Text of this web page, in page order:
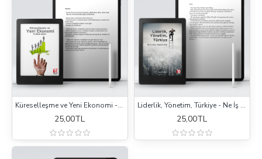
Küreselleşme ve Yeni Ekonomi - En Büyük Benim! (e-Kitap)
25,00TL
Liderlik, Yönetim, Türkiye - Ne İş Olsa Yaparım Abi! (e-Kitap)
25,00TL